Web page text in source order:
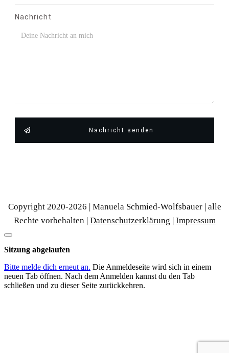
Nachricht
Nachricht senden
Copyright 2020-2026 | Manuela Schmied-Wolfsbauer | alle
Rechte vorbehalten | Datenschutzerklärung | Impressum
Dialog
schließen
Sitzung abgelaufen
Bitte melde dich erneut an. Die Anmeldeseite wird sich in einem
neuen Tab öffnen. Nach dem Anmelden kannst du den Tab
schließen und zu dieser Seite zurückkehren.